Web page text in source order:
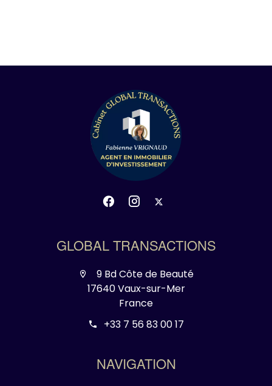
GLOBAL TRANSACTIONS
9 Bd Côte de Beauté
17640 Vaux-sur-Mer
France
+33 7 56 83 00 17
NAVIGATION